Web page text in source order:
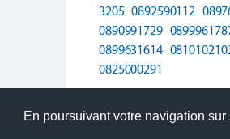
En poursuivant votre navigation
3205 0892590112
0890991729
0899631614
0825000291